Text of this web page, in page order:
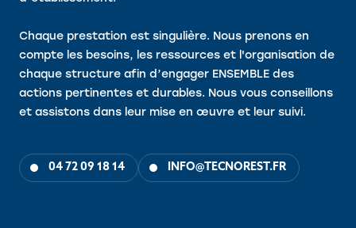
Chaque prestation est singulière. Nous prenons en
compte les besoins, les ressources et l'organisation de
chaque structure afin d’engager ENSEMBLE des
actions pertinentes et durables. Nous vous conseillons
et assistons dans leur mise en œuvre et leur suivi.
04 72 09 18 14 INFO@TECNOREST.FR